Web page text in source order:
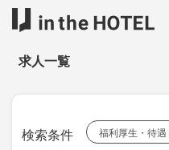
求人一覧
検索条件 福利厚生・待